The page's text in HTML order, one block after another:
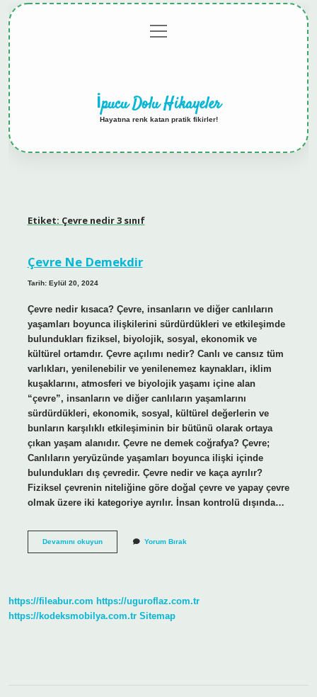
menüyü
aç
İpucu Dolu Hikayeler
Hayatına renk katan pratik fikirler!
Etiket: Çevre nedir 3 sınıf
Çevre Ne Demekdir
Tarih: Eylül 20, 2024
Çevre nedir kısaca? Çevre, insanların ve diğer canlıların
yaşamları boyunca ilişkilerini sürdürdükleri ve etkileşimde
bulundukları fiziksel, biyolojik, sosyal, ekonomik ve
kültürel ortamdır. Çevre açılımı nedir? Canlı ve cansız tüm
varlıkları, yenilenebilir ve yenilenemez kaynakları, iklim
kuşaklarını, atmosferi ve biyolojik yaşamı içine alan
“çevre”, insanların ve diğer canlıların yaşamlarını
sürdürdükleri, ekonomik, sosyal, kültürel değerlerin ve
bunların karşılıklı etkileşiminin bir bütünü olarak ortaya
çıkan yaşam alanıdır. Çevre ne demek coğrafya? Çevre;
Canlıların yeryüzünde yaşamları boyunca ilişki içinde
bulundukları dış çevredir. Çevre nedir ve kaça ayrılır?
Fiziksel çevrenin niteliğine göre doğal çevre ve yapay çevre
olmak üzere iki kategoriye ayrılır. İnsan kontrolü dışında…
Devamını okuyunÇevre
Yorum Bırak
https://fileabur.com https://uguroflaz.com.tr
https://kodeksmobilya.com.tr Sitemap